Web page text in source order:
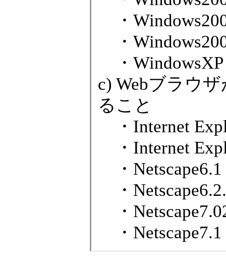
・
・
・WindowsXP
c) Webブラウ
ること
・Internet
・Internet
・Netscape6.1
・
・
・Netscape7.1